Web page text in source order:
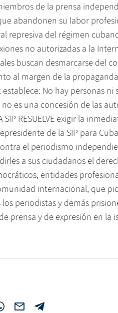
de la prensa
abandonen su labor
represiva del régimen
no autorizadas a la
buscan desmarcarse del
al margen de la propaganda
No hay personas
es una concesión de las
SIP RESUELVE exigir la
de la SIP para
el periodismo
a sus ciudadanos el
entidades
internacional, que
periodistas y demás
prensa y de expresión en la